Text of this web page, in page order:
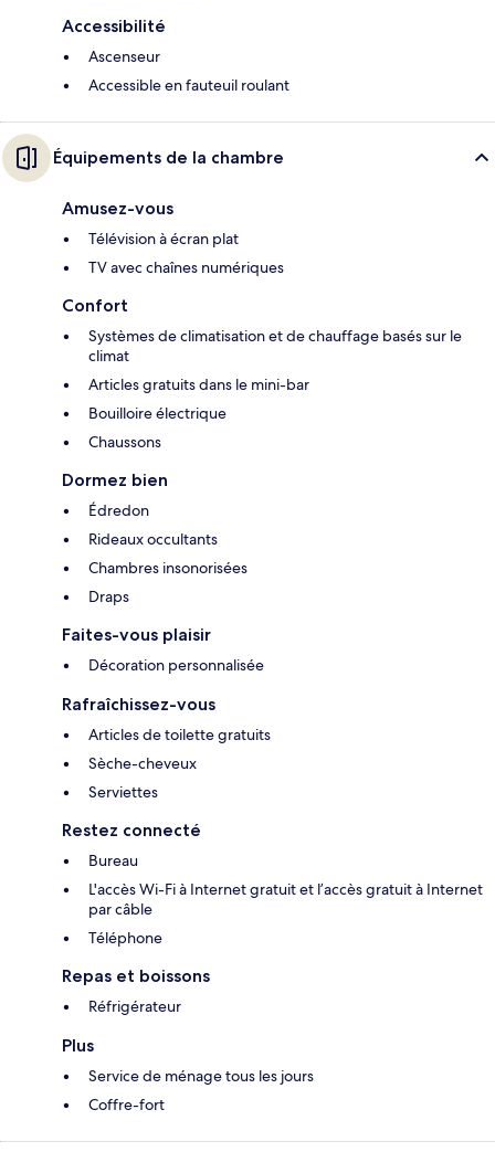
Accessibilité
Ascenseur
Accessible en fauteuil roulant
Équipements de la chambre
Amusez-vous
Télévision à écran plat
TV avec chaînes numériques
Confort
Systèmes de climatisation et de chauffage basés sur le
climat
Articles gratuits dans le mini-bar
Bouilloire électrique
Chaussons
Dormez bien
Édredon
Rideaux occultants
Chambres insonorisées
Draps
Faites-vous plaisir
Décoration personnalisée
Rafraîchissez-vous
Articles de toilette gratuits
Sèche-cheveux
Serviettes
Restez connecté
Bureau
L'accès Wi-Fi à Internet gratuit et l’accès gratuit à Internet
par câble
Téléphone
Repas et boissons
Réfrigérateur
Plus
Service de ménage tous les jours
Coffre-fort